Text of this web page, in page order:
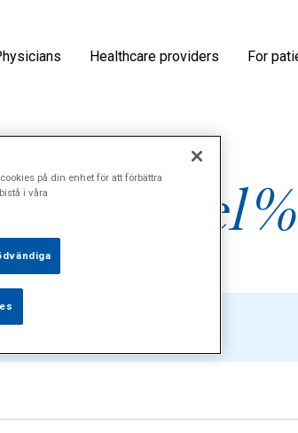
Healthcare providers For
på din enhet för att förbättra
i våra